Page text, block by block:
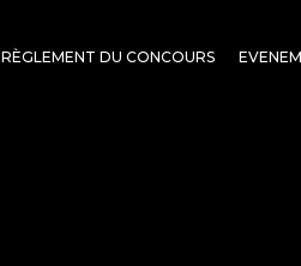
RÈGLEMENT DU CONCOURS